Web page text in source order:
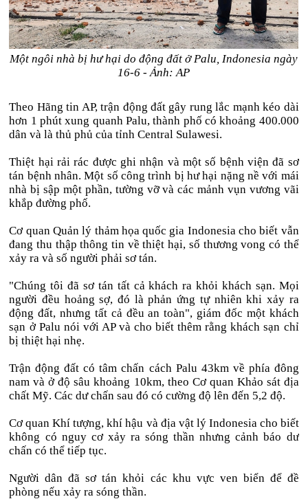
Một ngôi nhà bị hư hại do động đất ở Palu, Indonesia ngày
16-6 - Ảnh: AP
Theo Hãng tin AP, trận động đất gây rung lắc mạnh kéo dài
hơn 1 phút xung quanh Palu, thành phố có khoảng 400.000
dân và là thủ phủ của tỉnh Central Sulawesi.
Thiệt hại rải rác được ghi nhận và một số bệnh viện đã sơ
tán bệnh nhân. Một số công trình bị hư hại nặng nề với mái
nhà bị sập một phần, tường vỡ và các mảnh vụn vương vãi
khắp đường phố.
Cơ quan Quản lý thảm họa quốc gia Indonesia cho biết vẫn
đang thu thập thông tin về thiệt hại, số thương vong có thể
xảy ra và số người phải sơ tán.
"Chúng tôi đã sơ tán tất cả khách ra khỏi khách sạn. Mọi
người đều hoảng sợ, đó là phản ứng tự nhiên khi xảy ra
động đất, nhưng tất cả đều an toàn", giám đốc một khách
sạn ở Palu nói với AP và cho biết thêm rằng khách sạn chỉ
bị thiệt hại nhẹ.
Trận động đất có tâm chấn cách Palu 43km về phía đông
nam và ở độ sâu khoảng 10km, theo Cơ quan Khảo sát địa
chất Mỹ. Các dư chấn sau đó có cường độ lên đến 5,2 độ.
Cơ quan Khí tượng, khí hậu và địa vật lý Indonesia cho biết
không có nguy cơ xảy ra sóng thần nhưng cảnh báo dư
chấn có thể tiếp tục.
Người dân đã sơ tán khỏi các khu vực ven biển để đề
phòng nếu xảy ra sóng thần.